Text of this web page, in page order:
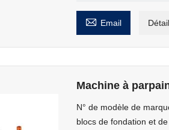
 Email
Machine à
N° de modèle de
blocs de fondation et